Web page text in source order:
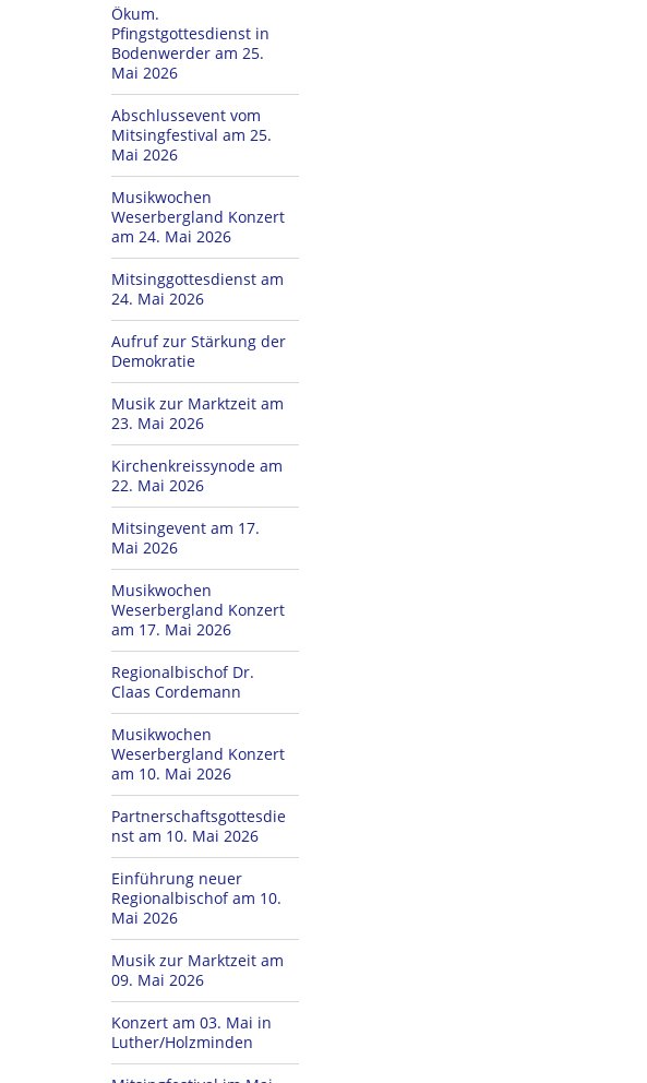
Ökum.
Pfingstgottesdienst in
Bodenwerder am 25.
Mai 2026
Abschlussevent vom
Mitsingfestival am 25.
Mai 2026
Musikwochen
Weserbergland Konzert
am 24. Mai 2026
Mitsinggottesdienst am
24. Mai 2026
Aufruf zur Stärkung der
Demokratie
Musik zur Marktzeit am
23. Mai 2026
Kirchenkreissynode am
22. Mai 2026
Mitsingevent am 17.
Mai 2026
Musikwochen
Weserbergland Konzert
am 17. Mai 2026
Regionalbischof Dr.
Claas Cordemann
Musikwochen
Weserbergland Konzert
am 10. Mai 2026
Partnerschaftsgottesdie
nst am 10. Mai 2026
Einführung neuer
Regionalbischof am 10.
Mai 2026
Musik zur Marktzeit am
09. Mai 2026
Konzert am 03. Mai in
Luther/Holzminden